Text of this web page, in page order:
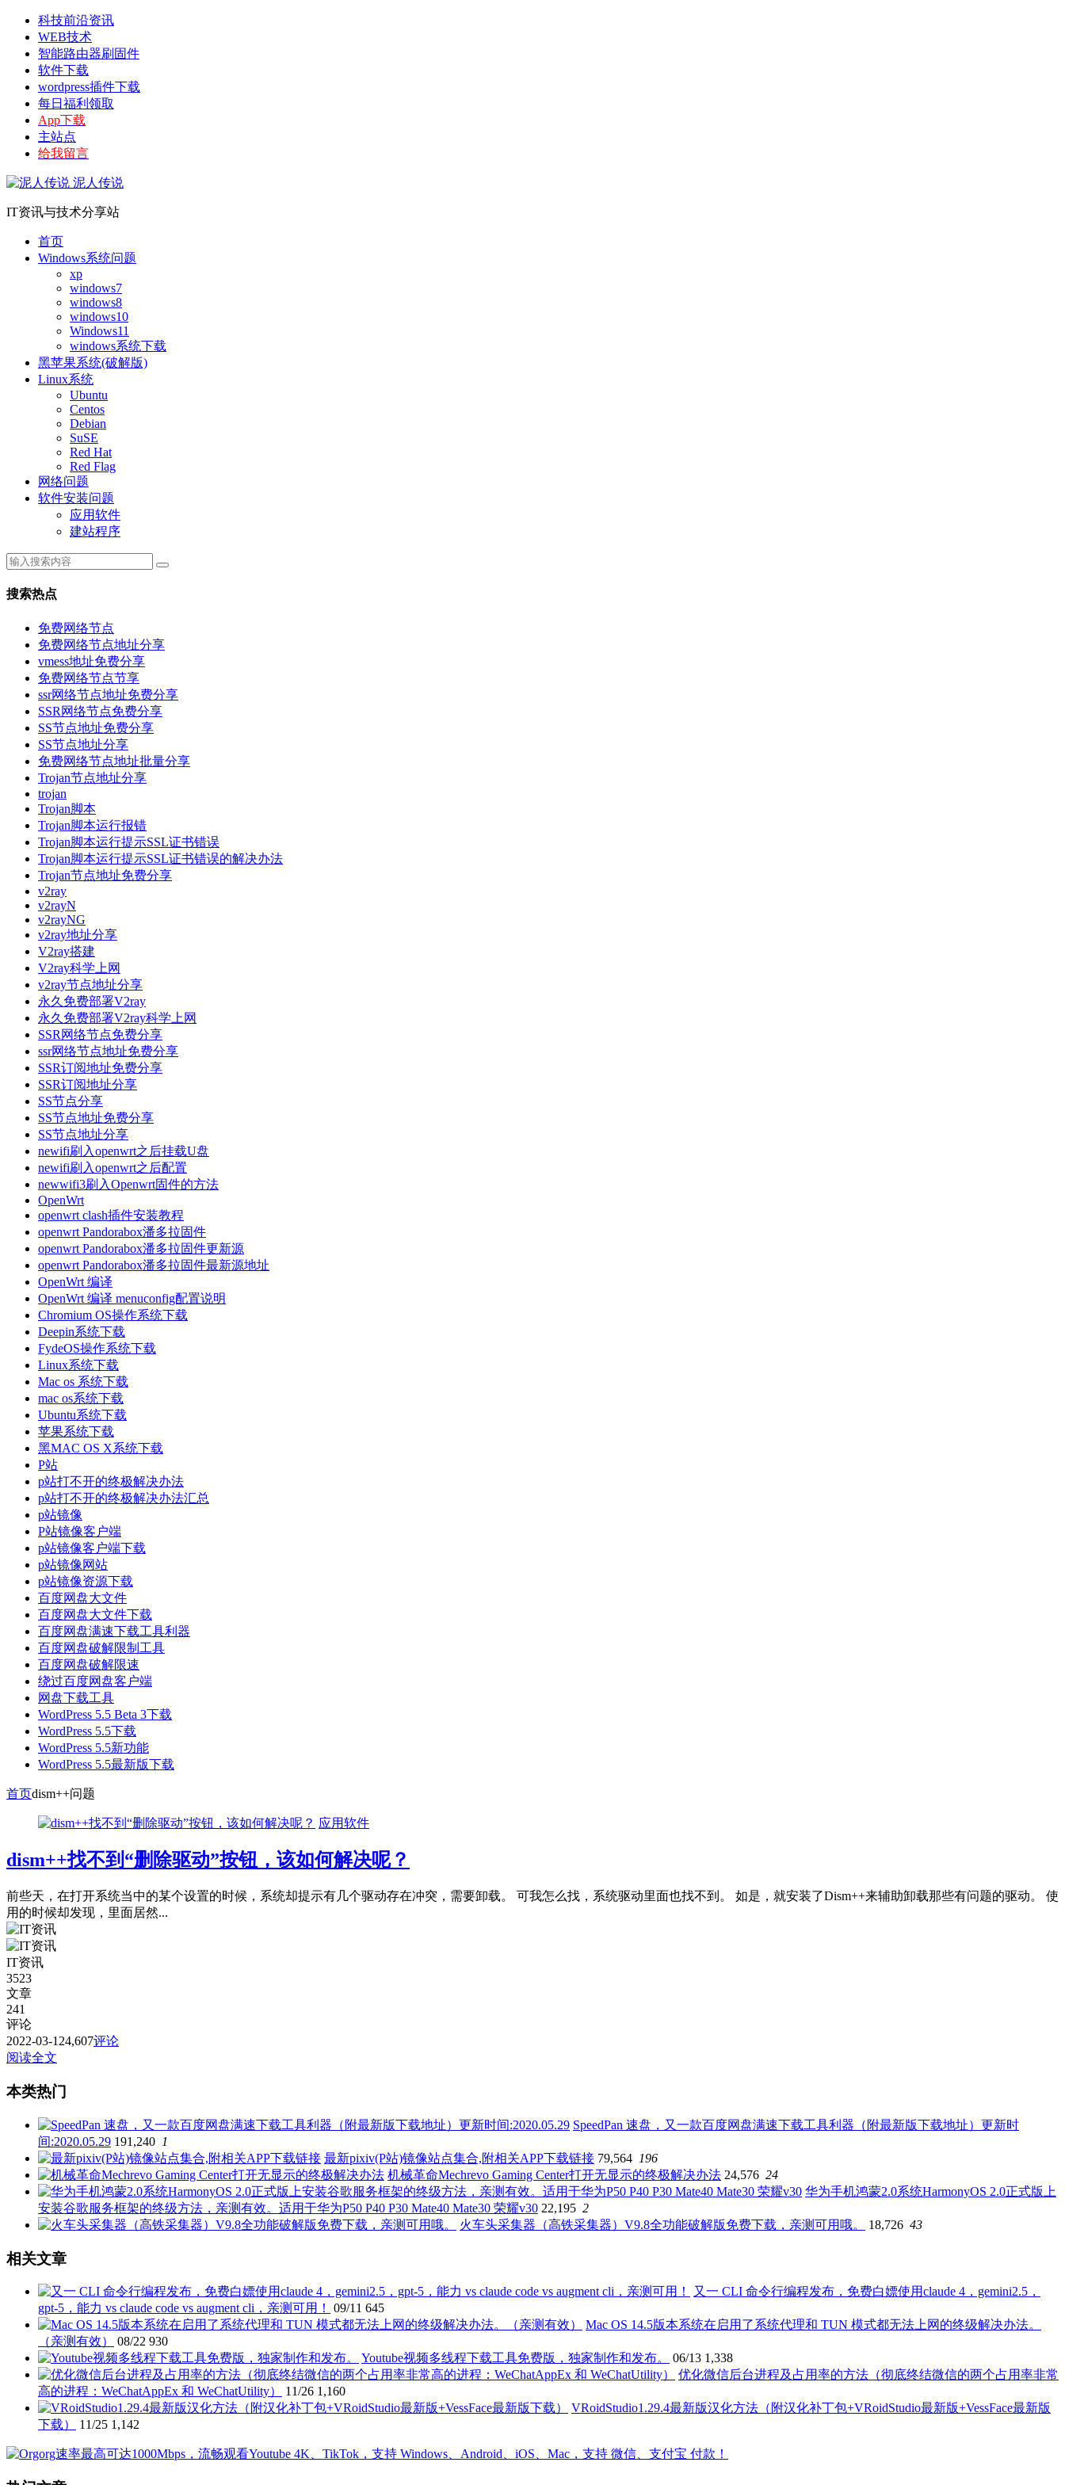
科技前沿资讯
WEB技术
智能路由器刷固件
软件下载
wordpress插件下载
每日福利领取
App下载
主站点
给我留言
泥人传说
IT资讯与技术分享站
首页
Windows系统问题
xp
windows7
windows8
windows10
Windows11
windows系统下载
黑苹果系统(破解版)
Linux系统
Ubuntu
Centos
Debian
SuSE
Red Hat
Red Flag
网络问题
软件安装问题
应用软件
建站程序
搜索热点
免费网络节点
免费网络节点地址分享
vmess地址免费分享
免费网络节点节享
ssr网络节点地址免费分享
SSR网络节点免费分享
SS节点地址免费分享
SS节点地址分享
免费网络节点地址批量分享
Trojan节点地址分享
trojan
Trojan脚本
Trojan脚本运行报错
Trojan脚本运行提示SSL证书错误
Trojan脚本运行提示SSL证书错误的解决办法
Trojan节点地址免费分享
v2ray
v2rayN
v2rayNG
v2ray地址分享
V2ray搭建
V2ray科学上网
v2ray节点地址分享
永久免费部署V2ray
永久免费部署V2ray科学上网
SSR网络节点免费分享
ssr网络节点地址免费分享
SSR订阅地址免费分享
SSR订阅地址分享
SS节点分享
SS节点地址免费分享
SS节点地址分享
newifi刷入openwrt之后挂载U盘
newifi刷入openwrt之后配置
newwifi3刷入Openwrt固件的方法
OpenWrt
openwrt clash插件安装教程
openwrt Pandorabox潘多拉固件
openwrt Pandorabox潘多拉固件更新源
openwrt Pandorabox潘多拉固件最新源地址
OpenWrt 编译
OpenWrt 编译 menuconfig配置说明
Chromium OS操作系统下载
Deepin系统下载
FydeOS操作系统下载
Linux系统下载
Mac os 系统下载
mac os系统下载
Ubuntu系统下载
苹果系统下载
黑MAC OS X系统下载
P站
p站打不开的终极解决办法
p站打不开的终极解决办法汇总
p站镜像
P站镜像客户端
p站镜像客户端下载
p站镜像网站
p站镜像资源下载
百度网盘大文件
百度网盘大文件下载
百度网盘满速下载工具利器
百度网盘破解限制工具
百度网盘破解限速
绕过百度网盘客户端
网盘下载工具
WordPress 5.5 Beta 3下载
WordPress 5.5下载
WordPress 5.5新功能
WordPress 5.5最新版下载
首页dism++问题
应用软件
dism++找不到“删除驱动”按钮，该如何解决呢？
前些天，在打开系统当中的某个设置的时候，系统却提示有几个驱动存在冲突，需要卸载。 可我怎么找，系统驱动里面也找不到。 如是，就安装了Dism++来辅助卸载那些有问题的驱动。 使
用的时候却发现，里面居然...
IT资讯
3523
文章
241
评论
2022-03-124,607评论
阅读全文
本类热门
SpeedPan 速盘，又一款百度网盘满速下载工具利器（附最新版下载地址）更新时
间:2020.05.29 191,240 1
最新pixiv(P站)镜像站点集合,附相关APP下载链接 79,564 196
机械革命Mechrevo Gaming Center打开无显示的终极解决办法 24,576 24
华为手机鸿蒙2.0系统HarmonyOS 2.0正式版上
安装谷歌服务框架的终级方法，亲测有效。适用于华为P50 P40 P30 Mate40 Mate30 荣耀v30 22,195 2
火车头采集器（高铁采集器）V9.8全功能破解版免费下载，亲测可用哦。
18,726 43
相关文章
又一 CLI 命令行编程发布，免费白嫖使用claude 4，gemini2.5，
gpt-5，能力 vs claude code vs augment cli，亲测可用！
09/11 645
Mac OS 14.5版本系统在启用了系统代理和 TUN 模式都无法上网的终级解决办法。
（亲测有效）
08/22 930
Youtube视频多线程下载工具免费版，独家制作和发布。
06/13 1,338
优化微信后台进程及占用率的方法（彻底终结微信的两个占用率非常
高的进程：WeChatAppEx 和 WeChatUtility）
11/26 1,160
VRoidStudio1.29.4最新版汉化方法（附汉化补丁包+VRoidStudio最新版+VessFace最新版
下载）
11/25 1,142